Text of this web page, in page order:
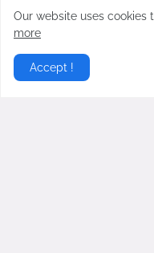
Our website uses cookies
more
Accept !